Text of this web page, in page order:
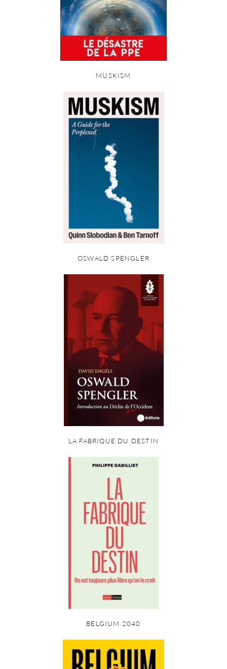
MUSKISM
OSWALD SPENGLER
LA FABRIQUE DU DESTIN
BELGIUM 2040